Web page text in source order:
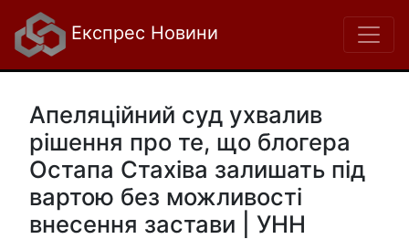
Експрес Новини
Апеляційний суд ухвалив
рішення про те, що блогера
Остапа Стахіва залишать під
вартою без можливості
внесення застави | УНН